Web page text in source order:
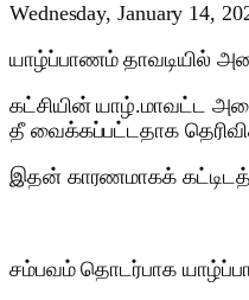
Wednesday, January 14,
யாழ்ப்பாணம் தாவடியில்
கட்சியின் யாழ்.மாவட்ட
தீ வைக்கப்பட்டதாக
இதன் காரணமாகக்
சம்பவம் தொடர்பாக